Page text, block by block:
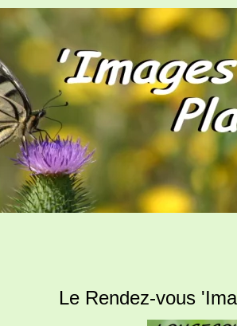
Le Rendez-vous